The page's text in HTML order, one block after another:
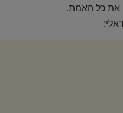
את כל האמת.